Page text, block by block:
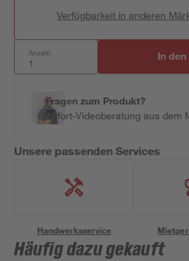
Verfügbarkeit in anderen
Anzahl: In den
Fragen zum Produkt?
Sofort-Videoberatung aus dem
Unsere passenden Services
Handwerksservice
Häufig dazu gekauft